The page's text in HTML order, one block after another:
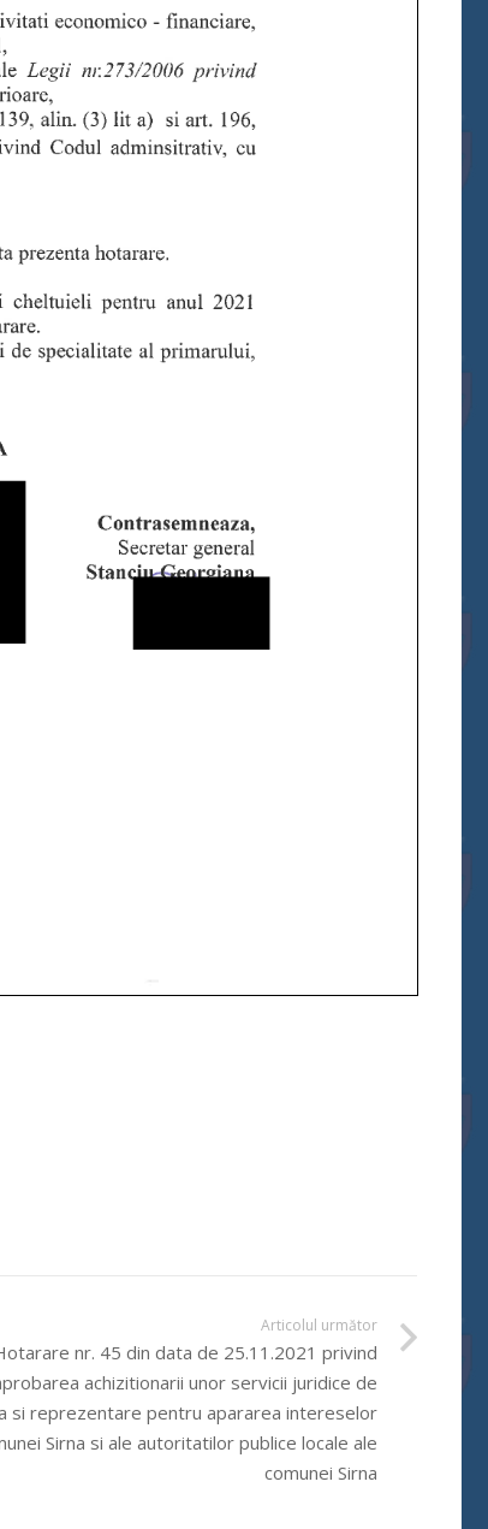
Articolul următor
nr. 45 din data de 25.11.2021 privind
achizitionarii unor servicii juridice de
si reprezentare pentru apararea intereselor
Sirna si ale autoritatilor publice locale ale
comunei Sirna